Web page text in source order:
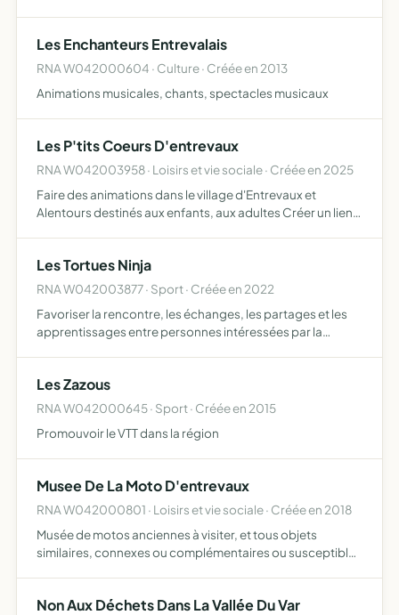
a…
Les Enchanteurs Entrevalais
RNA W042000604 · Culture · Créée en 2013
Animations musicales, chants, spectacles musicaux
Les P'tits Coeurs D'entrevaux
RNA W042003958 · Loisirs et vie sociale · Créée en 2025
Faire des animations dans le village d'Entrevaux et
Alentours destinés aux enfants, aux adultes Créer un lien
Les Tortues Ninja
RNA W042003877 · Sport · Créée en 2022
Favoriser la rencontre, les échanges, les partages et les
apprentissages entre personnes intéressées par la
Les Zazous
RNA W042000645 · Sport · Créée en 2015
Promouvoir le VTT dans la région
Musee De La Moto D'entrevaux
RNA W042000801 · Loisirs et vie sociale · Créée en 2018
Musée de motos anciennes à visiter, et tous objets
similaires, connexes ou complémentaires ou susceptibles
Non Aux Déchets Dans La Vallée Du Var